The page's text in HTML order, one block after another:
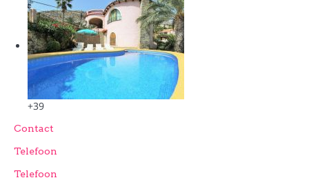
+39
Contact
Telefoon
Telefoon